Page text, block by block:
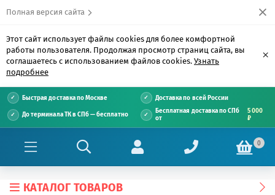
Полная версия сайта
Этот сайт использует файлы cookies для более комфортной
работы пользователя. Продолжая просмотр страниц сайта, вы
соглашаетесь с использованием файлов cookies. Узнать
подробнее
×
Быстрая доставка по Москве Доставка по всей России
До терминала ТК в СПб — бесплатно
Бесплатная доставка по СПб
от
5 000
₽
0
КАТАЛОГ ТОВАРОВ